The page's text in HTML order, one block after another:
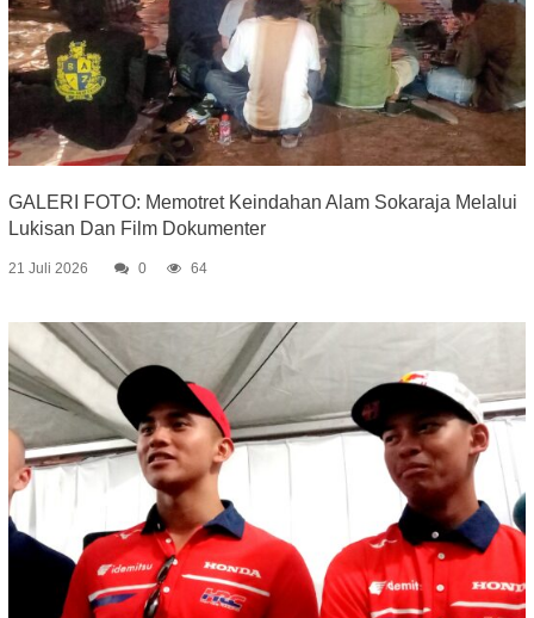
GALERI FOTO: Memotret Keindahan Alam Sokaraja Melalui
Lukisan Dan Film Dokumenter
21 Juli 2026 0 64